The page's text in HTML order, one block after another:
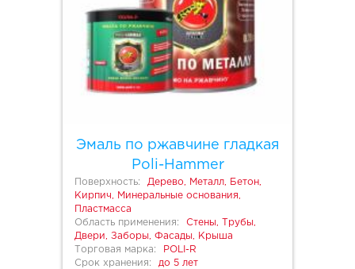
Эмаль по ржавчине гладкая
Poli-Hammer
Поверхность:
Дерево, Металл, Бетон,
Кирпич, Минеральные основания,
Пластмасса
Область применения:
Стены, Трубы,
Двери, Заборы, Фасады, Крыша
Торговая марка:
POLI-R
Срок хранения:
до 5 лет